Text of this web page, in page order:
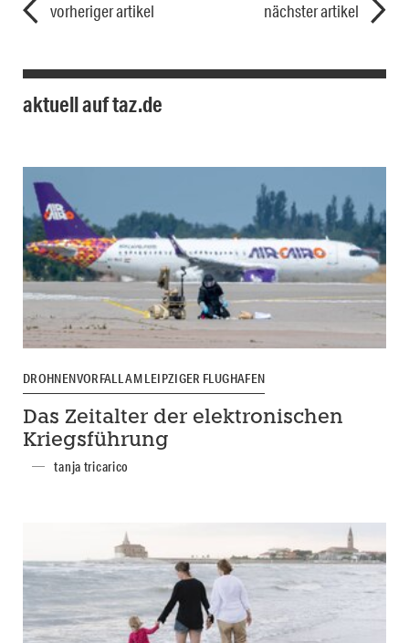
vorheriger artikel nächster artikel
aktuell auf taz.de
DROHNENVORFALL AM LEIPZIGER FLUGHAFEN
Das Zeitalter der elektronischen
Kriegsführung
tanja tricarico